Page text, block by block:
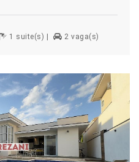
1 suite(s) 2 vaga(s)